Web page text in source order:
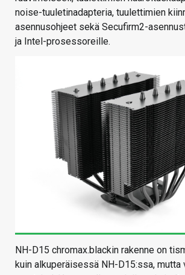
noise-tuuletinadapteria, tuulettimien
asennusohjeet sekä Secufirm2-
ja Intel-prosessoreille.
NH-D15 chromax.blackin rakenne on
kuin alkuperäisessä NH-D15:ssa, mutta